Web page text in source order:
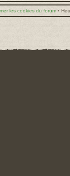
les cookies du forum •